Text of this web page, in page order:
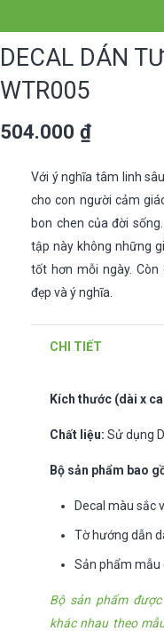
DECAL DÁN
WTR005
504.000₫
Với ý nghĩa tâm linh
cho con người cảm
bon chen của đời
tập này không những
tốt hơn mỗi ngày.
đẹp và ý nghĩa.
CHI TIẾT
Kích thước (dài x
Chất liệu:Sử dụng
Bộ sản phẩm bao
Decal màu sắc
Tờ hướng dẫn
Sản phẩm mẫu
Bộ sản phẩm
khác nhau theo